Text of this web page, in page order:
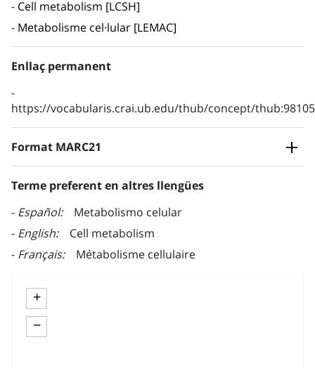
Cell metabolism [LCSH]
Metabolisme cel·lular [LEMAC]
Enllaç permanent
https://vocabularis.crai.ub.edu/thub/concept/
Format MARC21
Terme preferent en altres llengües
Español
Metabolismo celular
English
Cell metabolism
Français
Métabolisme cellulaire
+
−